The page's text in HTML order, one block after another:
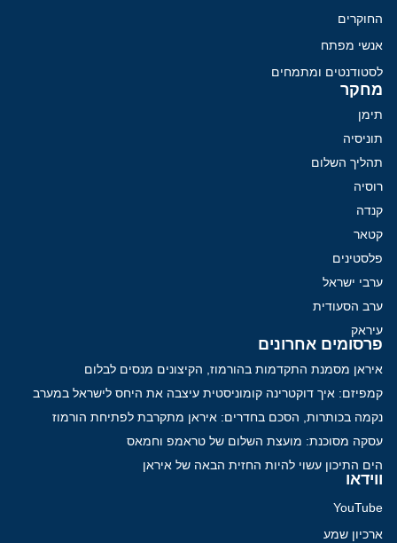
החוקרים
אנשי מפתח
לסטודנטים ומתמחים
מחקר
תימן
תוניסיה
תהליך השלום
רוסיה
קנדה
קטאר
פלסטינים
ערבי ישראל
ערב הסעודית
עיראק
פרסומים אחרונים
איראן מסמנת התקדמות בהורמוז, הקיצונים מנסים לבלום
קמפיזם: איך דוקטרינה קומוניסטית עיצבה את היחס לישראל במערב
נקמה בכותרות, הסכם בחדרים: איראן מתקרבת לפתיחת הורמוז
עסקה מסוכנת: מועצת השלום של טראמפ וחמאס
הים התיכון עשוי להיות החזית הבאה של איראן
ווידאו
YouTube
ארכיון שמע